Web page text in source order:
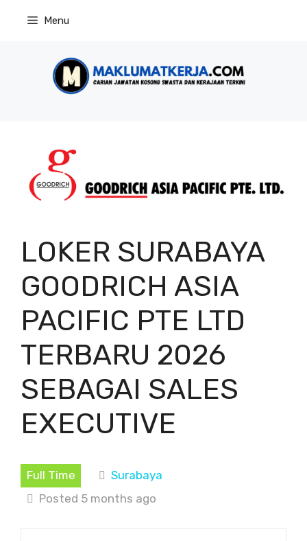
Menu
LOKER SURABAYA
GOODRICH ASIA
PACIFIC PTE LTD
TERBARU 2026
SEBAGAI SALES
EXECUTIVE
Full Time
Surabaya
Posted 5 months ago